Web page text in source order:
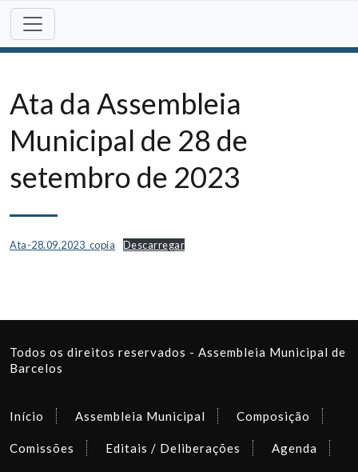
Skip
content
Ata da Assembleia
Municipal de 28 de
setembro de 2023
Ata-28.09.2023_copia Descarregar
Todos os direitos reservados - Assembleia Municipal de
Barcelos
Início Assembleia Municipal Composição
Comissões Editais / Deliberações Agenda